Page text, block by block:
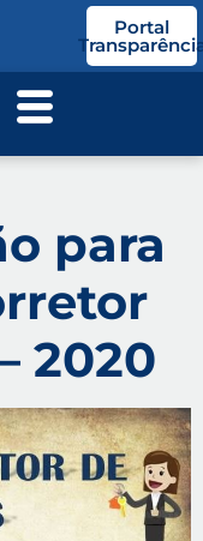
Portal
para
2020